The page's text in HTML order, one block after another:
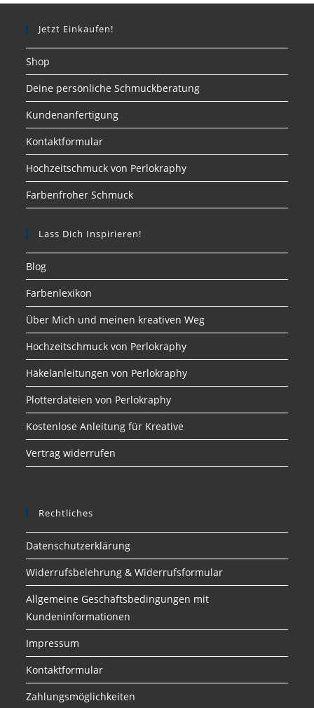
Jetzt Einkaufen!
Shop
Deine persönliche Schmuckberatung
Kundenanfertigung
Kontaktformular
Hochzeitschmuck von Perlokraphy
Farbenfroher Schmuck
Lass Dich Inspirieren!
Blog
Farbenlexikon
Über Mich und meinen kreativen Weg
Hochzeitschmuck von Perlokraphy
Häkelanleitungen von Perlokraphy
Plotterdateien von Perlokraphy
Kostenlose Anleitung für Kreative
Vertrag widerrufen
Rechtliches
Datenschutzerklärung
Widerrufsbelehrung & Widerrufsformular
Allgemeine Geschäftsbedingungen mit
Kundeninformationen
Impressum
Kontaktformular
Zahlungsmöglichkeiten